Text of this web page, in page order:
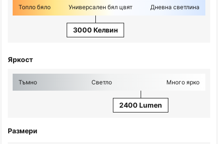
Топло бяло Универсален бял цвят Дневна светлина
3000 Келвин
Яркост
Тъмно Светло Много ярко
2400 Lumen
Размери